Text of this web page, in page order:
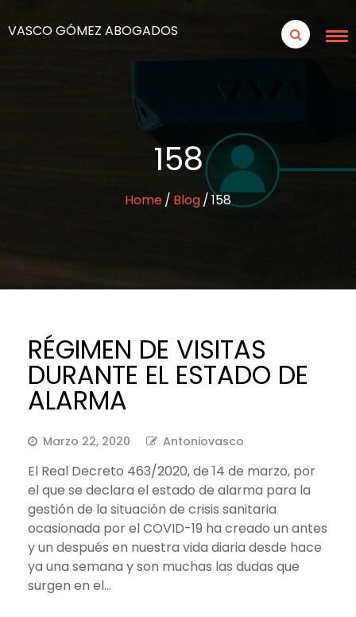
VASCO GÓMEZ ABOGADOS
158
Home Blog 158
RÉGIMEN DE VISITAS
DURANTE EL ESTADO DE
ALARMA
Marzo 22, 2020 Antoniovasco
El Real Decreto 463/2020, de 14 de marzo, por
el que se declara el estado de alarma para la
gestión de la situación de crisis sanitaria
ocasionada por el COVID-19 ha creado un antes
y un después en nuestra vida diaria desde hace
ya una semana y son muchas las dudas que
surgen en el…